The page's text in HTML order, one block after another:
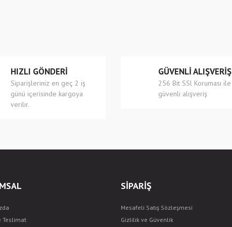
HIZLI GÖNDERİ
Siparişleriniz en geç 2 iş
günü içerisinde kargoya
verilir.
GÜVENLİ ALIŞVERİŞ
256 Bit SSl Koruması ile
güvenli alışveriş
Teslimat
SİPARİŞ
Mesafeli Satış Sözleşmesi
Gizlilik ve Güvenlik